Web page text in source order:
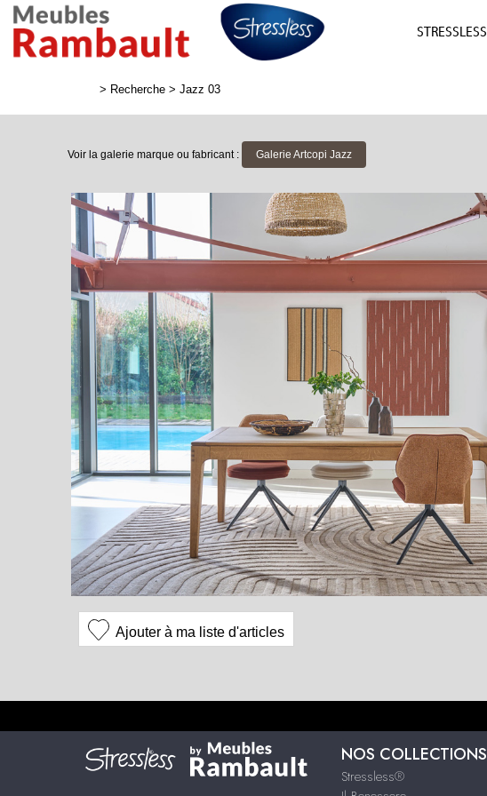
STRESSLESS
> Recherche > Jazz 03
Voir la galerie marque ou fabricant : Galerie Artcopi Jazz
Ajouter à ma liste d'articles
NOS COLLECTIONS
Stressless®